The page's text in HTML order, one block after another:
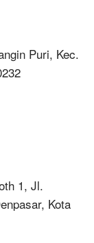
Puri, Kec.
1, Jl.
Kota